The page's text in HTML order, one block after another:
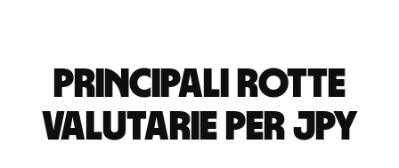
Principali rotte
valutarie per JPY